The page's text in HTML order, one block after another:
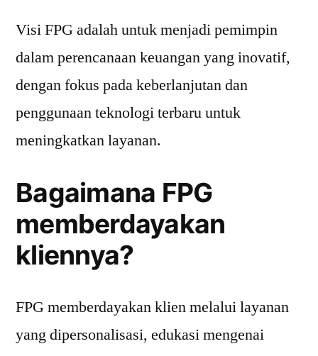
Visi FPG adalah untuk menjadi pemimpin
dalam perencanaan keuangan yang inovatif,
dengan fokus pada keberlanjutan dan
penggunaan teknologi terbaru untuk
meningkatkan layanan.
Bagaimana FPG
memberdayakan
kliennya?
FPG memberdayakan klien melalui layanan
yang dipersonalisasi, edukasi mengenai